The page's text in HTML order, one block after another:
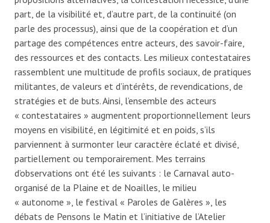
part, de la visibilité et, d’autre part, de la continuité (on
parle des processus), ainsi que de la coopération et d’un
partage des compétences entre acteurs, des savoir-faire,
des ressources et des contacts. Les milieux contestataires
rassemblent une multitude de profils sociaux, de pratiques
militantes, de valeurs et d’intérêts, de revendications, de
stratégies et de buts. Ainsi, l’ensemble des acteurs
« contestataires » augmentent proportionnellement leurs
moyens en visibilité, en légitimité et en poids, s’ils
parviennent à surmonter leur caractère éclaté et divisé,
partiellement ou temporairement. Mes terrains
d’observations ont été les suivants : le Carnaval auto-
organisé de la Plaine et de Noailles, le milieu
« autonome », le festival « Paroles de Galères », les
débats de Pensons le Matin et l’initiative de l’Atelier